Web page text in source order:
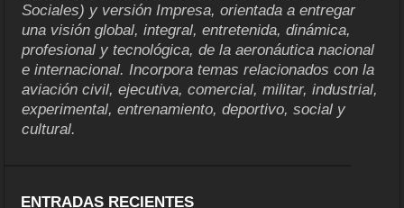
Sociales) y versión Impresa, orientada a entregar
una visión global, integral, entretenida, dinámica,
profesional y tecnológica, de la aeronáutica nacional
e internacional. Incorpora temas relacionados con la
aviación civil, ejecutiva, comercial, militar, industrial,
experimental, entrenamiento, deportivo, social y
cultural.
ENTRADAS RECIENTES